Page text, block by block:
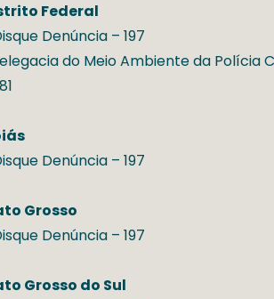
Federal
Denúncia – 197
do Meio Ambiente da Polícia
Denúncia – 197
Grosso
Denúncia – 197
Grosso do Sul